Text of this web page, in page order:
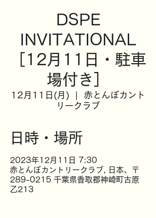
DSPE
INVITATIONAL
［12月11日・駐車
場付き］
12月11日(月)
赤とんぼカント
リークラブ
日時・場所
2023年12月11日 7:30
赤とんぼカントリークラブ, 日本、〒
289-0215 千葉県香取郡神崎町古原
乙213